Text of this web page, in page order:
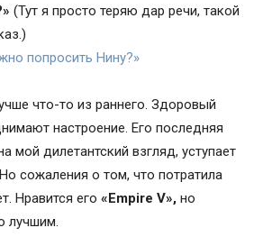
(Тут я просто теряю дар речи, такой
попросить Нину?»
что-то из раннего. Здоровый
настроение. Его последняя
мой дилетантский взгляд, уступает
Но сожаления о том, что потратила
Нравится его «Empire V», но
лучшим.